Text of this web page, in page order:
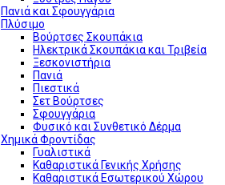
Πανιά και Σφουγγάρια
Πλύσιμο
Βούρτσες Σκουπάκια
Ηλεκτρικά Σκουπάκια και Τριβεία
Ξεσκονιστήρια
Πανιά
Πιεστικά
Σετ Βούρτσες
Σφουγγάρια
Φυσικό και Συνθετικό Δέρμα
Χημικά Φροντίδας
Γυαλιστικά
Καθαριστικά Γενικής Χρήσης
Καθαριστικά Εσωτερικού Χώρου